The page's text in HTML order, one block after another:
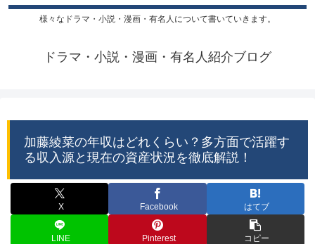
様々なドラマ・小説・漫画・有名人について書いていきます。
ドラマ・小説・漫画・有名人紹介ブログ
加藤綾菜の年収はどれくらい？多方面で活躍す
る収入源と現在の資産状況を徹底解説！
X Facebook はてブ
LINE Pinterest コピー